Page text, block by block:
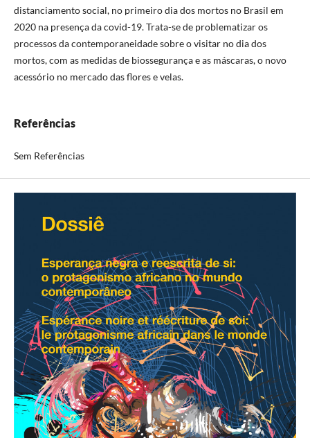
distanciamento social, no primeiro dia dos mortos no Brasil em
2020 na presença da covid-19. Trata-se de problematizar os
processos da contemporaneidade sobre o visitar no dia dos
mortos, com as medidas de biossegurança e as máscaras, o novo
acessório no mercado das flores e velas.
Referências
Sem Referências